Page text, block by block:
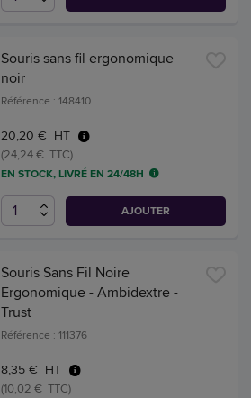
Souris sans fil ergonomique
noir
Référence : 148410
20,20 € HT
(24,24 € TTC)
EN STOCK, LIVRÉ EN 24/48H
AJOUTER
Souris Sans Fil Noire
Ergonomique - Ambidextre -
Trust
Référence : 111376
8,35 € HT
(10,02 € TTC)